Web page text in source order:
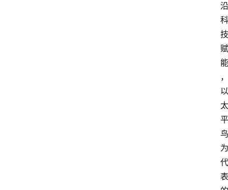
沿
科
技
赋
能
，
以
太
平
鸟
为
代
表